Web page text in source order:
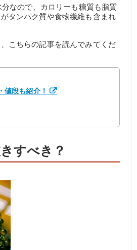
なので、カロリーも糖質も脂質
タンパク質や食物繊維も含まれ
こちらの記事を読んでみてくだ
値段も紹介！
すべき？